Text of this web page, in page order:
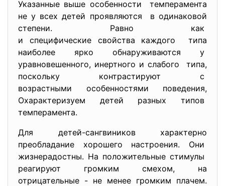
Указанные выше особенности темперамента
не у всех детей проявляются в одинаковой
степени. Равно как
и специфические свойства каждого типа
наиболее ярко обнаруживаются у
уравновешенного, инертного и слабого типа,
поскольку контрастируют с
возрастными особенностями поведения,
Охарактеризуем детей разных типов
темперамента.
Для детей-сангвиников характерно
преобладание хорошего настроения. Они
жизнерадостны. На положительные стимулы
реагируют громким смехом, на
отрицательные - не менее громким плачем.